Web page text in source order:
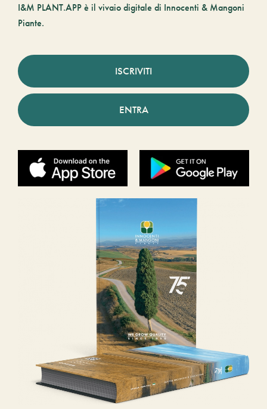
I&M PLANT.APP è il vivaio digitale di Innocenti & Mangoni
Piante.
ISCRIVITI
ENTRA